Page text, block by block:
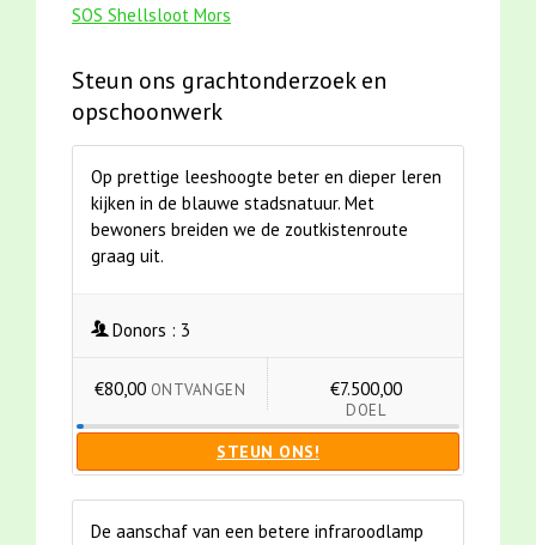
SOS Shellsloot Mors
Steun ons grachtonderzoek en
opschoonwerk
Op prettige leeshoogte beter en dieper leren
kijken in de blauwe stadsnatuur. Met
bewoners breiden we de zoutkistenroute
graag uit.
Donors : 3
€80,00 ONTVANGEN €7.500,00
DOEL
STEUN ONS!
De aanschaf van een betere infraroodlamp